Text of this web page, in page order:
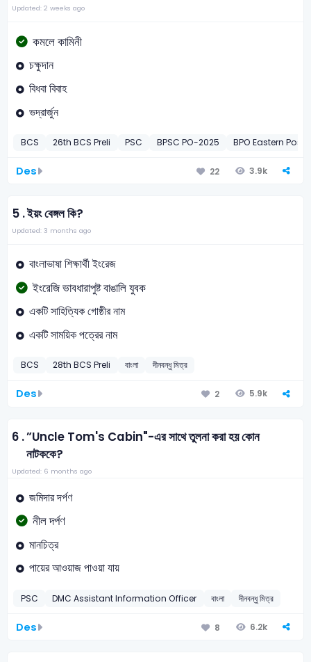
Updated: 2 weeks ago
কমলে কামিনী
চক্ষুদান
বিধবা বিবাহ
ভদ্রার্জুন
BCS 26th BCS Preli PSC BPSC PO-2025 BPO Eastern
Des 22 3.9k
5 .ইয়ং বেঙ্গল কি?
Updated: 3 months ago
বাংলাভাষা শিক্ষার্থী ইংরেজ
ইংরেজি ভাবধারাপুষ্ট বাঙালি যুবক
একটি সাহিত্যিক গোষ্ঠীর নাম
একটি সাময়িক পত্রের নাম
BCS 28th BCS Preli বাংলা দীনবন্ধু মিত্র
Des 2 5.9k
6 .”Uncle Tom's Cabin"-এর সাথে তুলনা করা হয় কোন
নাটককে?
Updated: 6 months ago
জমিদার দর্পণ
নীল দর্পণ
মানচিত্র
পায়ের আওয়াজ পাওয়া যায়
PSC DMC Assistant Information Officer বাংলা দীনবন্ধু মিত্র
Des 8 6.2k